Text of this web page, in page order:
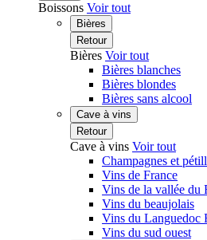
Boissons Voir tout
Bières
Retour
Bières Voir tout
Bières blanches
Bières blondes
Bières sans alcool
Cave à vins
Retour
Cave à vins Voir tout
Champagnes et
Vins de France
Vins de la vallée du
Vins du beaujolais
Vins du Languedoc
Vins du sud ouest